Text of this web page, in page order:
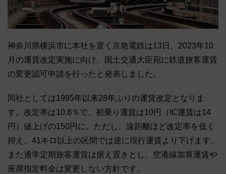
神奈川県横浜市に本社を置く京急電鉄は13日、2023年10
月の運賃改定実施に向け、国土交通大臣宛に鉄道旅客運賃
の変更認可申請を行ったと発表しました。
同社としては1995年以来28年ぶりの運賃改定となりま
す。改定率は10.8％で、初乗り運賃は10円（IC運賃は14
円）値上げの150円に。ただし、遠距離ほど改定率を低く
抑え、41キロ以上の区間では逆に現行運賃より下げます。
また通学定期旅客運賃は据え置きとし、空港線加算運賃や
座席指定料金は変更しない方針です。